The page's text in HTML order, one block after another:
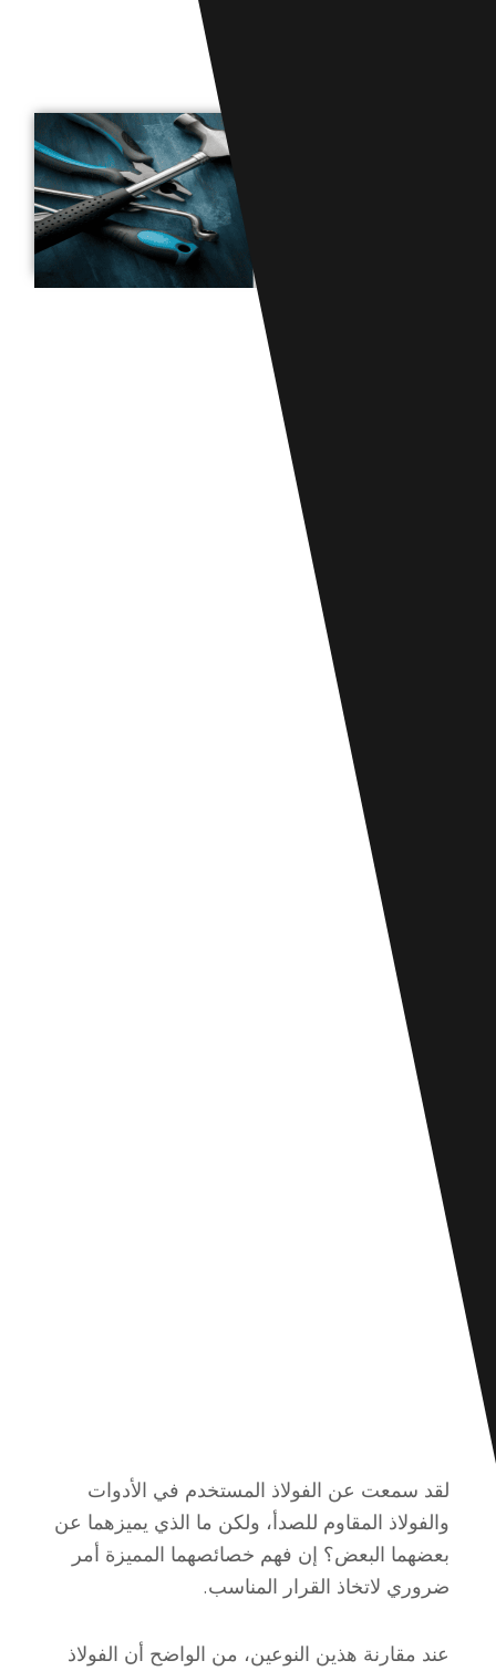
لقد سمعت عن الفولاذ المستخدم في الأدوات
والفولاذ المقاوم للصدأ، ولكن ما الذي يميزهما عن
بعضهما البعض؟ إن فهم خصائصهما المميزة أمر
ضروري لاتخاذ القرار المناسب.
عند مقارنة هذين النوعين، من الواضح أن الفولاذ